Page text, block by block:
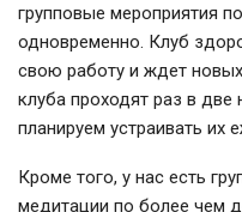
групповые мероприятия
одновременно. Клуб
свою работу и ждет
клуба проходят раз в
планируем устраивать их
Кроме того, у нас есть
медитации по более чем